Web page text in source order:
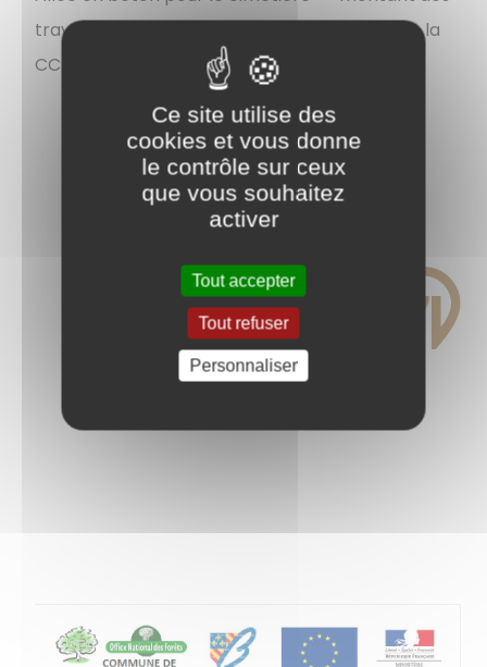
travaux = 11 456€ HT avec une subvention de la
CCEALS de 5 728€
Ce site utilise des
cookies et vous donne
le contrôle sur ceux
que vous souhaitez
activer
Tout accepter
Tout refuser
Personnaliser